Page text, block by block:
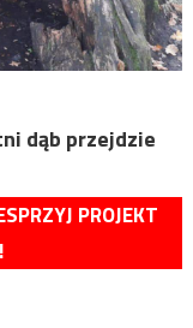
dąb przejdzie
PROJEKT